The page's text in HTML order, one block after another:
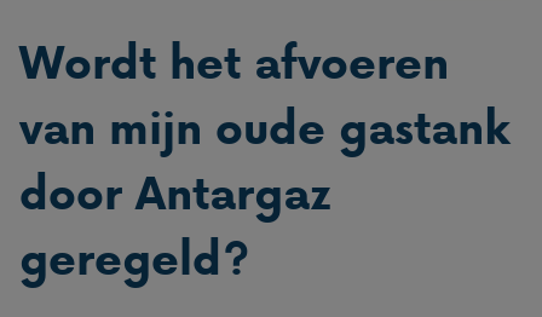
Wordt het afvoeren
van mijn oude gastank
door Antargaz
geregeld?